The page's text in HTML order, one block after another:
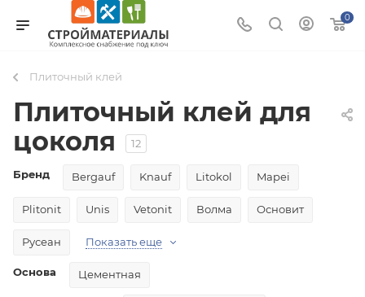
0
Плиточный клей
Плиточный клей для
цоколя
12
Бренд Bergauf Knauf Litokol Mapei
Plitonit Unis Vetonit Волма Основит
Русеан Показать еще
Основа Цементная